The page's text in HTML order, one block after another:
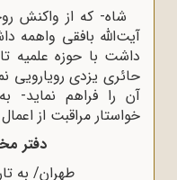
شاه- که از واکنش
آیت‌الله بافقی واهمه
داشت با حوزه علمیه
حائری یزدی رویارویی
آن را فراهم نماید-
خواستار مراقبت از
دفتر
طهران/ به تاریخ 3 فروردین